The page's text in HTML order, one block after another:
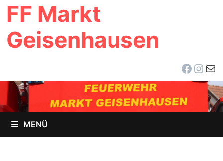
Zum
Inhalt
springen
FF Markt
Geisenhausen
E-
MENÜ